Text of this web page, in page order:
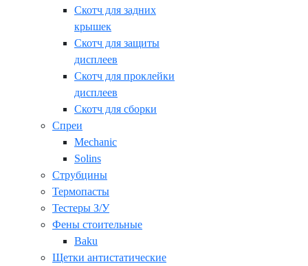
Скотч для задних
крышек
Скотч для защиты
дисплеев
Скотч для проклейки
дисплеев
Скотч для сборки
Спреи
Mechanic
Solins
Струбцины
Термопасты
Тестеры З/У
Фены стоительные
Baku
Щетки антистатические